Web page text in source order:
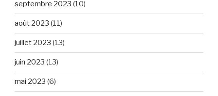
septembre 2023 (10)
août 2023 (11)
juillet 2023 (13)
juin 2023 (13)
mai 2023 (6)